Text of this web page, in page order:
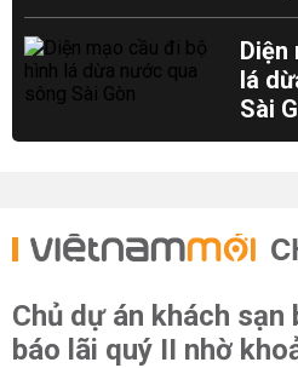
Diện
lá
Sài
Chủ dự án khách sạn
báo lãi quý II nhờ